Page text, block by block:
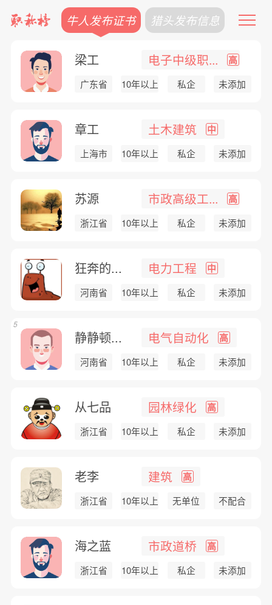
牛人发布证书 猎头发布信息
梁工 电子中级职... 高
广东省 10年以上 私企 未添加
章工 土木建筑 中
上海市 10年以上 私企 未添加
苏源 市政高级工... 高
浙江省 10年以上 私企 未添加
狂奔的... 电力工程 中
河南省 10年以上 私企 未添加
静静顿... 电气自动化 高
河南省 10年以上 私企 未添加
5
从七品 园林绿化 高
浙江省 10年以上 私企 未添加
老李 建筑 高
浙江省 10年以上 无单位 不配合
海之蓝 市政道桥 高
浙江省 10年以上 私企 未添加